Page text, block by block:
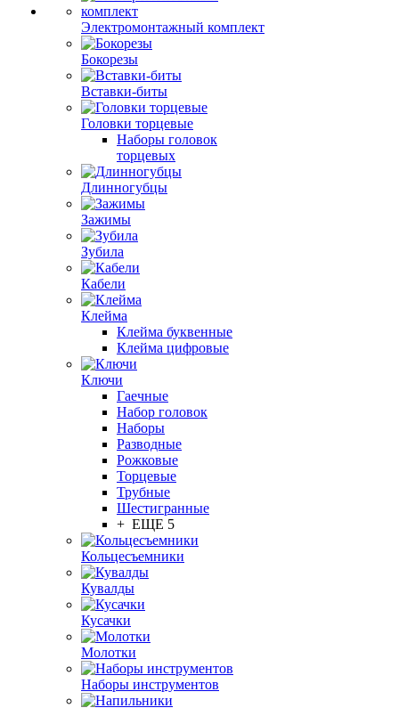
Электромонтажный комплект
Бокорезы
Вставки-биты
Головки торцевые
Наборы головок
торцевых
Длинногубцы
Зажимы
Зубила
Кабели
Клейма
Клейма буквенные
Клейма цифровые
Ключи
Гаечные
Набор головок
Наборы
Разводные
Рожковые
Торцевые
Трубные
Шестигранные
+ ЕЩЕ 5
Кольцесъемники
Кувалды
Кусачки
Молотки
Наборы инструментов